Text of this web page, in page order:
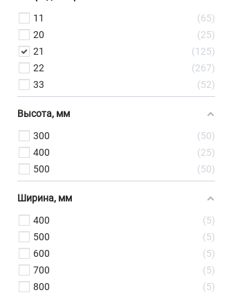
11
65
20
25
21
125
22
267
33
52
Высота, мм
300
50
400
25
500
50
Ширина, мм
400
5
500
5
600
5
700
5
800
5